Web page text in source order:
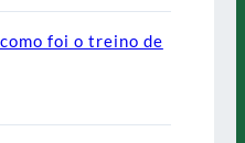
foi o treino de